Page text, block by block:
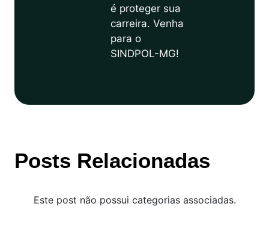
é proteger sua
carreira. Venha
para o
SINDPOL-MG!
Posts Relacionadas
Este post não possui categorias associadas.